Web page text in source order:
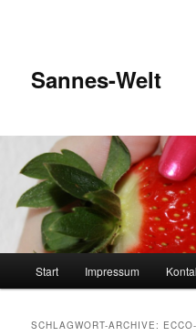
Sannes-Welt
Start Impressum
SCHLAGWORT-ARCHIVE: